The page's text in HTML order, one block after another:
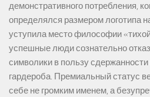
демонстративного потребления,
определялся размером логотипа
уступила место философии
успешные люди сознательно
символики в пользу сдержанности
гардероба. Премиальный статус
себе не громким именем, а